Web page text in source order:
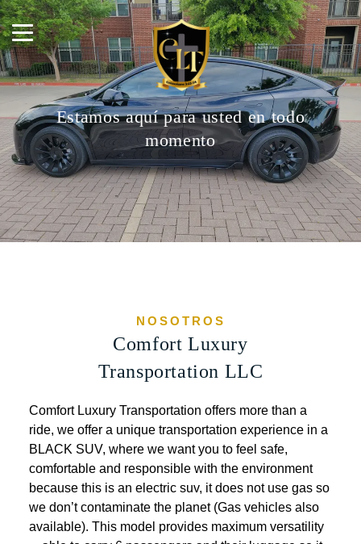
Estamos aquí para usted en todo
momento
NOSOTROS
Comfort Luxury
Transportation LLC
Comfort Luxury Transportation offers more than a
ride, we offer a unique transportation experience in a
BLACK SUV, where we want you to feel safe,
comfortable and responsible with the environment
because this is an electric suv, it does not use gas so
we don’t contaminate the planet (Gas vehicles also
available). This model provides maximum versatility